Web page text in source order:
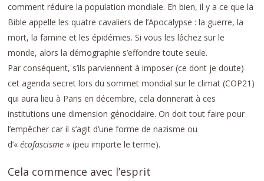
comment réduire la population mondiale. Eh bien, il y a ce que la
Bible appelle les quatre cavaliers de l’Apocalypse : la guerre, la
mort, la famine et les épidémies. Si vous les lâchez sur le
monde, alors la démographie s’effondre toute seule.
Par conséquent, s’ils parviennent à imposer (ce dont je doute)
cet agenda secret lors du sommet mondial sur le climat (COP21)
qui aura lieu à Paris en décembre, cela donnerait à ces
institutions une dimension génocidaire. On doit tout faire pour
l’empêcher car il s’agit d’une forme de nazisme ou
d’«écofascisme » (peu importe le terme).
Cela commence avec l’esprit